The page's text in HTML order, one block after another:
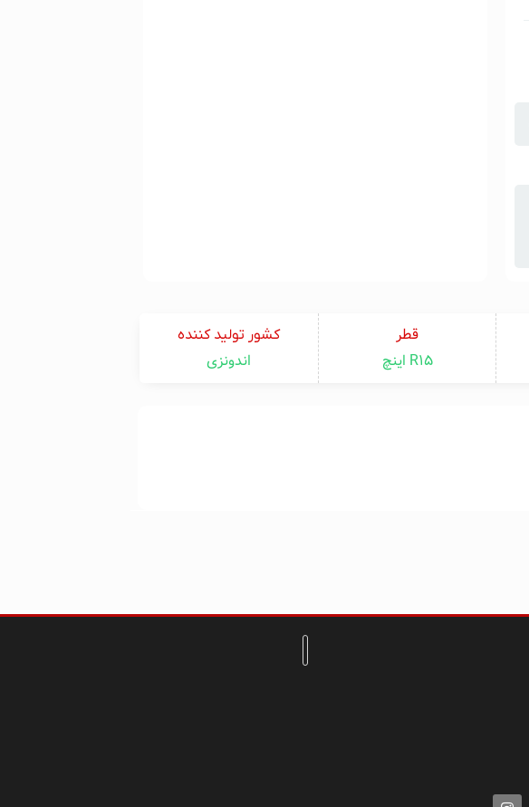
قطر
R15 اینچ
کشور تولید کننده
اندونزی